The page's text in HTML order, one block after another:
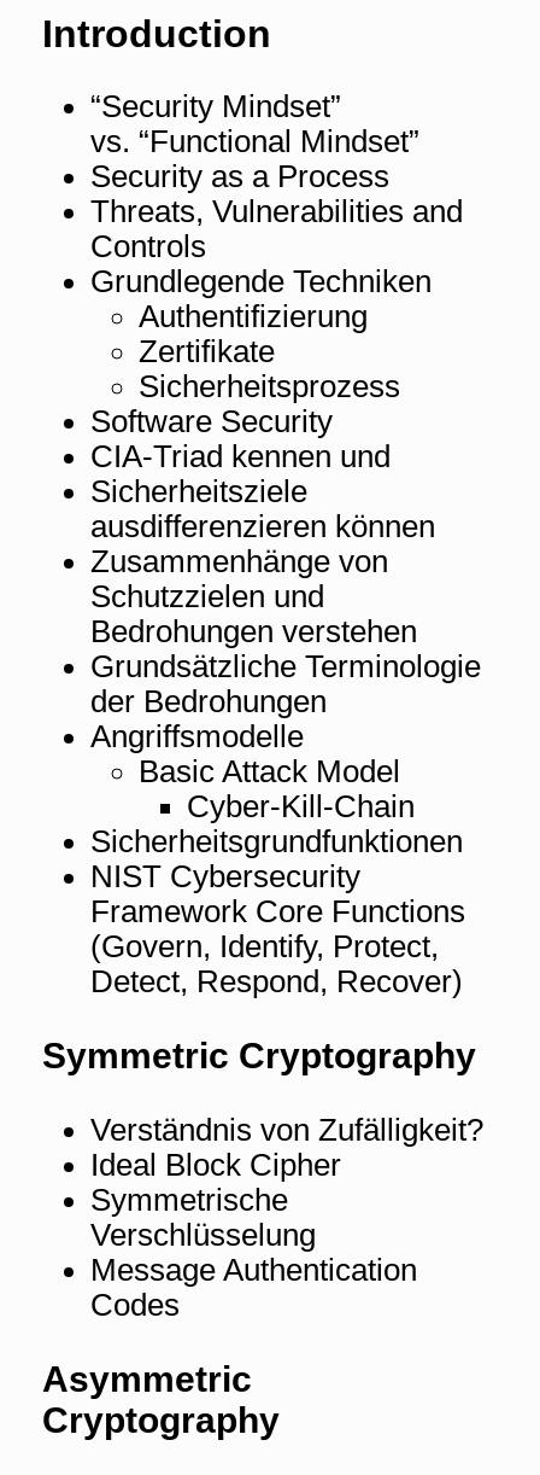
Introduction
“Security Mindset”
vs. “Functional Mindset”
Security as a Process
Threats, Vulnerabilities and
Controls
Grundlegende Techniken
Authentifizierung
Zertifikate
Sicherheitsprozess
Software Security
CIA-Triad kennen und
Sicherheitsziele
ausdifferenzieren können
Zusammenhänge von
Schutzzielen und
Bedrohungen verstehen
Grundsätzliche Terminologie
der Bedrohungen
Angriffsmodelle
Basic Attack Model
Cyber-Kill-Chain
Sicherheitsgrundfunktionen
NIST Cybersecurity
Framework Core Functions
(Govern, Identify, Protect,
Detect, Respond, Recover)
Symmetric Cryptography
Verständnis von Zufälligkeit?
Ideal Block Cipher
Symmetrische
Verschlüsselung
Message Authentication
Codes
Asymmetric
Cryptography